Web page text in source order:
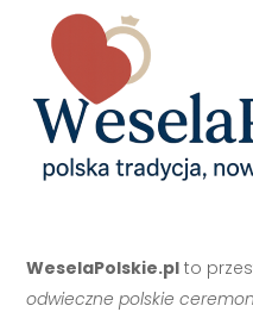
WeselaPolskie.pl to
odwieczne polskie